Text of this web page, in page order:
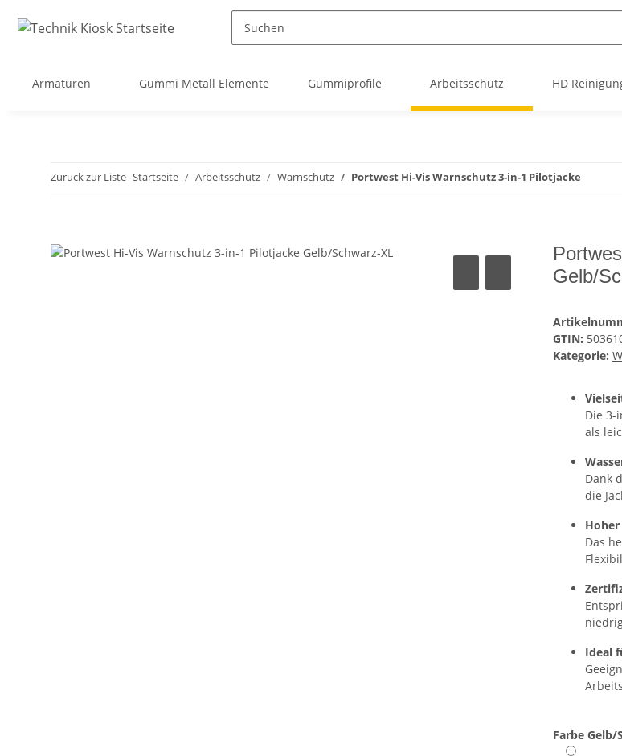
Armaturen Gummi Metall Elemente Gummiprofile Arbeitsschutz HD
Zurück zur Liste Startseite Arbeitsschutz Warnschutz Portwest Hi-Vis Warnschutz 3-in-1 Pilotjacke
Gelb/
GTIN:
Kategorie:
Die 3-
als
Dank
die
Das
Ideal
Farbe Gelb/